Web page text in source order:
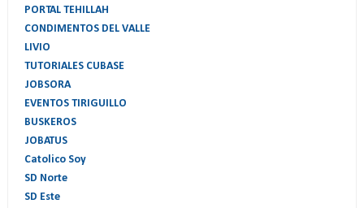
PORTAL TEHILLAH
CONDIMENTOS DEL VALLE
LIVIO
TUTORIALES CUBASE
JOBSORA
EVENTOS TIRIGUILLO
BUSKEROS
JOBATUS
Catolico Soy
SD Norte
SD Este